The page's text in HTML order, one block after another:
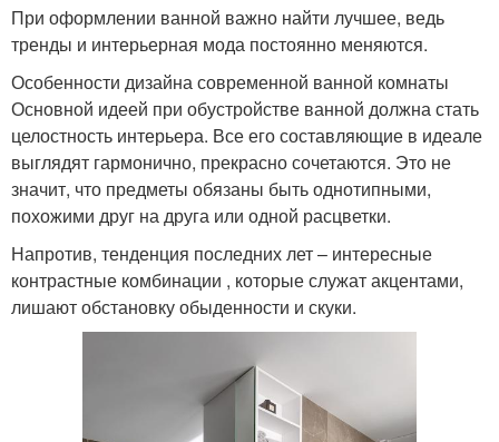
При оформлении ванной важно найти лучшее, ведь
тренды и интерьерная мода постоянно меняются.
Особенности дизайна современной ванной комнаты
Основной идеей при обустройстве ванной должна стать
целостность интерьера. Все его составляющие в идеале
выглядят гармонично, прекрасно сочетаются. Это не
значит, что предметы обязаны быть однотипными,
похожими друг на друга или одной расцветки.
Напротив, тенденция последних лет – интересные
контрастные комбинации , которые служат акцентами,
лишают обстановку обыденности и скуки.